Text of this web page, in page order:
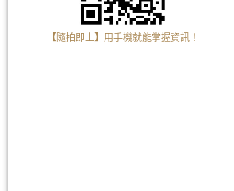
【隨拍即上】用手機就能掌握資訊！